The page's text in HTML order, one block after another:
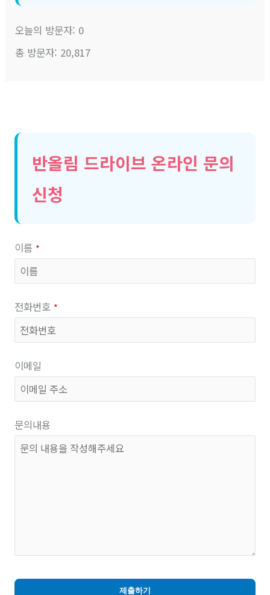
오늘의 방문자: 0
총 방문자: 20,817
반올림 드라이브 온라인 문의
신청
이름 *
전화번호 *
이메일
문의내용
제출하기